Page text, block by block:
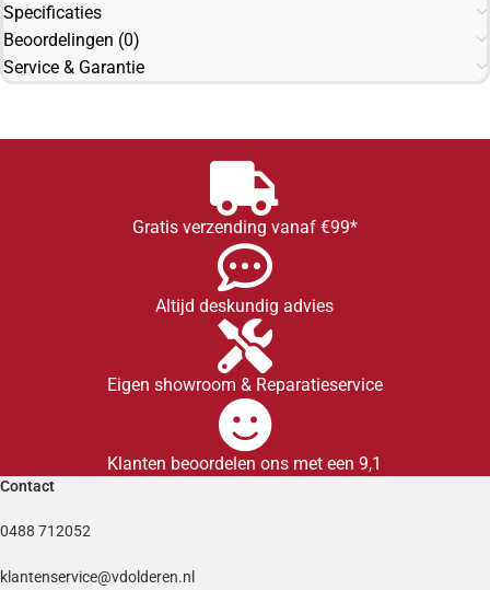
Specificaties
Beoordelingen (0)
Service & Garantie
Gratis verzending vanaf €99*
Altijd deskundig advies
Eigen showroom & Reparatieservice
Klanten beoordelen ons met een 9,1
Contact
0488 712052
klantenservice@vdolderen.nl